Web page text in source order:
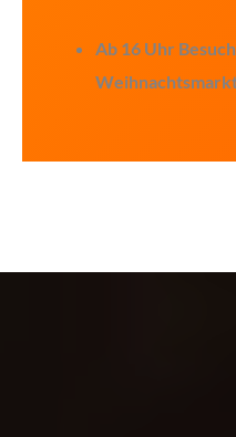
Ab 16 Uhr